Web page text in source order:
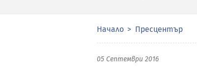
Начало Пресцентър
05 Септември 2016